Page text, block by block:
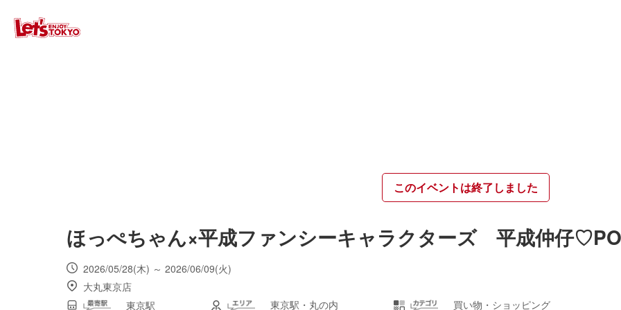
このイベントは終了しました
ほっぺちゃん×平成ファンシーキャラクターズ 平成仲仔
2026/05/28(木) ～ 2026/06/09(火)
大丸東京店
東京駅
東京駅・丸の内 買い物・ショッピング